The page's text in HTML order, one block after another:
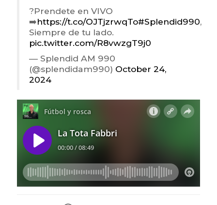
?Prendete en VIVO
➡️https://t.co/OJTjzrwqTo#Splendid990,
Siempre de tu lado.
pic.twitter.com/R8vwzgT9j0
— Splendid AM 990
(@splendidam990) October 24,
2024